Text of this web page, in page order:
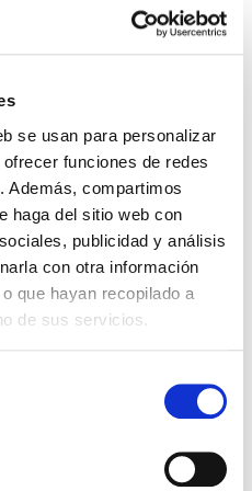
se usan para personalizar
funciones de redes
Además, compartimos
haga del sitio web con
publicidad y análisis
con otra información
que hayan recopilado a
de sus servicios.
DELOITTE, decía que
supuesto la destrucción de
del Gobierno de los
una vez más, que el
rompía un acuerdo,
colectiva al
la patronal privada lleva
y ha logrado tras las
la ultraactividad de los
quiero incumplo, y
del año 2000 y que fue
huelga general convocada